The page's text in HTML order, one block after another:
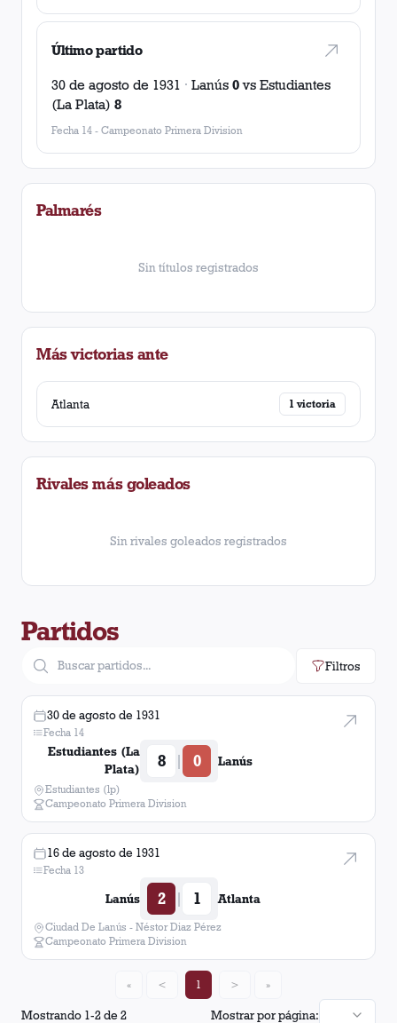
Último partido
30 de agosto de 1931 · Lanús 0vs Estudiantes
(La Plata) 8
Fecha 14 - Campeonato Primera Division
Palmarés
Sin títulos registrados
Más victorias ante
Atlanta 1 victoria
Rivales más goleados
Sin rivales goleados registrados
Partidos
Filtros
30 de agosto de 1931
Fecha 14
Estudiantes (La
Plata)
8 | 0 Lanús
Estudiantes (lp)
Campeonato Primera Division
16 de agosto de 1931
Fecha 13
Lanús 2 | 1 Atlanta
Ciudad De Lanús - Néstor Diaz Pérez
Campeonato Primera Division
Mostrando 1-2de2 Mostrar por página:
« < 1 > »